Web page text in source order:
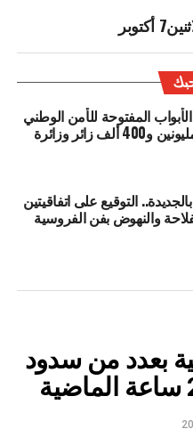
المفتوحة للأمن الوطني
زائر وزائرة
التوقيع على اتفاقيتين
والنهوض بفن الفروسية
بعدد من سدود